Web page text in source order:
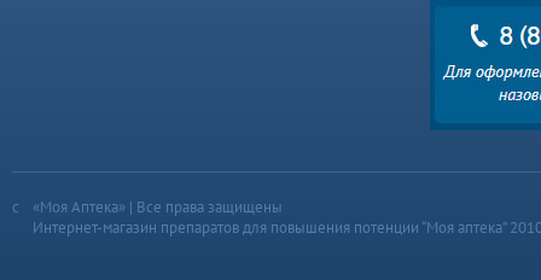
«Моя Аптека» | Все права защищены
Интернет-магазин препаратов для повышения потенции “Моя аптека”